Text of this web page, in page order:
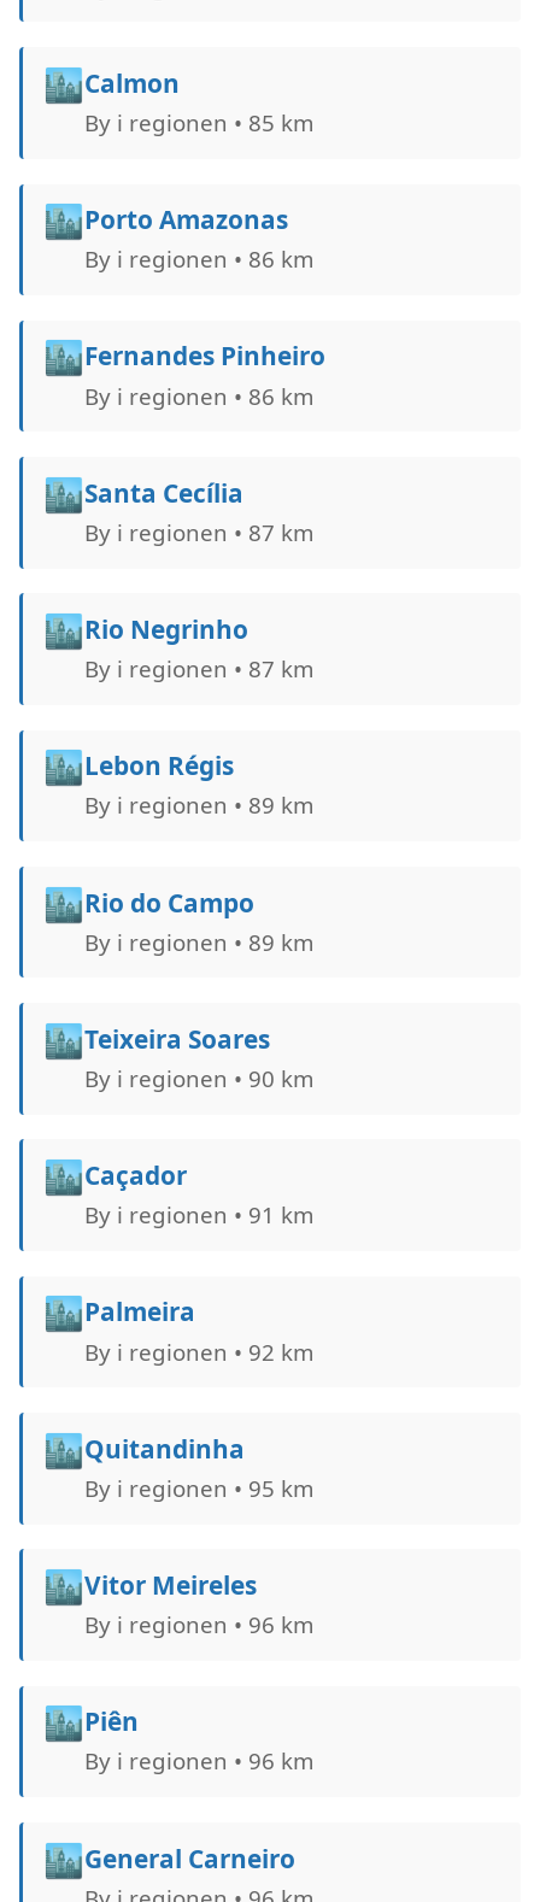
🏙️Calmon
By i regionen • 85 km
🏙️Porto Amazonas
By i regionen • 86 km
🏙️Fernandes Pinheiro
By i regionen • 86 km
🏙️Santa Cecília
By i regionen • 87 km
🏙️Rio Negrinho
By i regionen • 87 km
🏙️Lebon Régis
By i regionen • 89 km
🏙️Rio do Campo
By i regionen • 89 km
🏙️Teixeira Soares
By i regionen • 90 km
🏙️Caçador
By i regionen • 91 km
🏙️Palmeira
By i regionen • 92 km
🏙️Quitandinha
By i regionen • 95 km
🏙️Vitor Meireles
By i regionen • 96 km
🏙️Piên
By i regionen • 96 km
🏙️General Carneiro